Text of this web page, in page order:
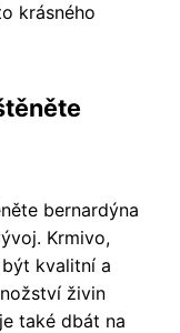
krásného
bernardýna
Krmivo,
kvalitní a
živin
také dbát na